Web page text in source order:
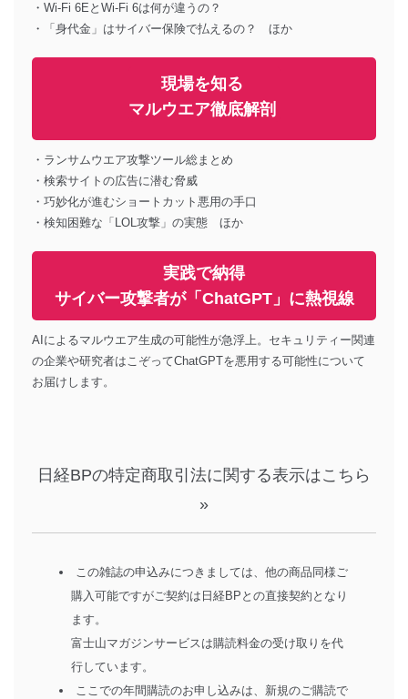
・Wi-Fi 6EとWi-Fi 6は何が違うの？
・「身代金」はサイバー保険で払えるの？ ほか
現場を知る
マルウエア徹底解剖
・ランサムウエア攻撃ツール総まとめ
・検索サイトの広告に潜む脅威
・巧妙化が進むショートカット悪用の手口
・検知困難な「LOL攻撃」の実態 ほか
実践で納得
サイバー攻撃者が「ChatGPT」に熱視線
AIによるマルウエア生成の可能性が急浮上。セキュリティー関連
の企業や研究者はこぞってChatGPTを悪用する可能性について
お届けします。
日経BPの特定商取引法に関する表示はこちら
»
この雑誌の申込みにつきましては、他の商品同様ご
購入可能ですがご契約は日経BPとの直接契約となり
ます。
富士山マガジンサービスは購読料金の受け取りを代
行しています。
ここでの年間購読のお申し込みは、新規のご購読で